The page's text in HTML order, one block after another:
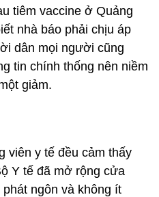
tiêm vaccine ở Quảng
nhà báo phải chịu áp
dân mọi người cũng
tin chính thống nên niềm
giảm.
viên y tế đều cảm thấy
Y tế đã mở rộng cửa
ngôn và không ít